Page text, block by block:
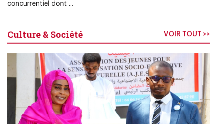
concurrentiel dont ...
Culture & Société VOIR TOUT >>